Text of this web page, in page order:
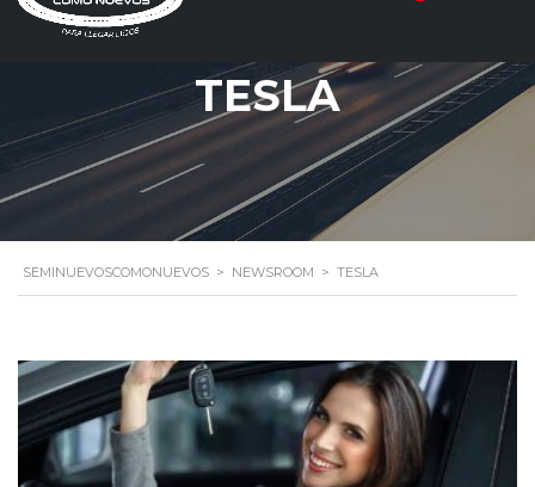
TESLA
SEMINUEVOSCOMONUEVOS > NEWSROOM > TESLA